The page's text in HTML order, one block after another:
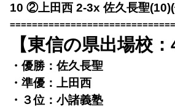
10 ②上田西 2-3x 佐久長聖
【東信の県出場校：
・優勝：佐久長聖
・準優：上田西
・３位：小諸義塾